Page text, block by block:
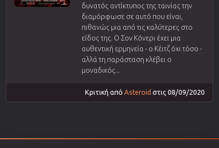
δυνατός αντίκτυπος της ταινίας την
διαμόρφωσε σε αυτό που είναι,
πιθανώς μια από τις καλύτερες στο
είδος της. Ο Σον Κόνερι έχει μια
αυθεντική ερμηνεία - ο Κέιτζ όχι τόσο -
αλλά τη παράσταση κλέβει ο
μοναδικός...
Κριτική από Asteroid στις 08/09/2020